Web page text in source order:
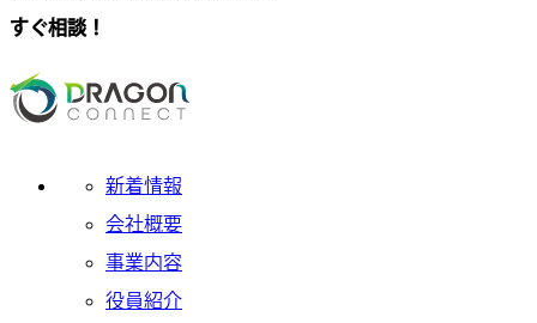
すぐ相談！
新着情報
会社概要
事業内容
役員紹介